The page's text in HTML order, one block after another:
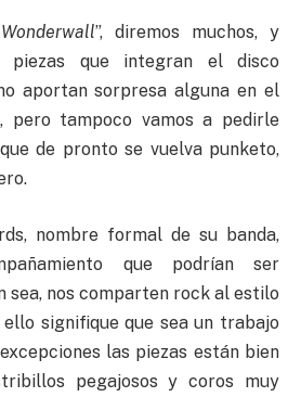
Wonderwall”, diremos muchos, y
piezas que integran el disco
aportan sorpresa alguna en el
pero tampoco vamos a pedirle
de pronto se vuelva punketo,
nombre formal de su banda,
que podrían ser
sea, nos comparten rock al estilo
ello signifique que sea un trabajo
las piezas están bien
pegajosos y coros muy